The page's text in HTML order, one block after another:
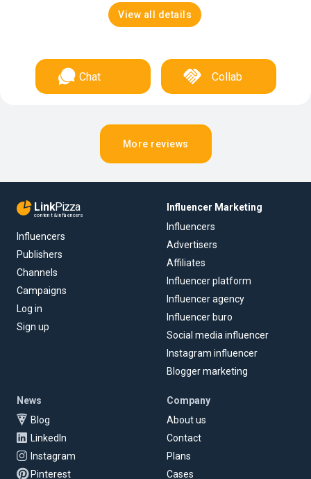
View all details
Chat Collab
More reviews
LinkPizza
content & influencers
Influencers
Publishers
Channels
Campaigns
Log in
Sign up
Influencer Marketing
Influencers
Advertisers
Affiliates
Influencer platform
Influencer agency
Influencer buro
Social media influencer
Instagram influencer
Blogger marketing
News
Blog
LinkedIn
Instagram
Pinterest
Company
About us
Contact
Plans
Cases